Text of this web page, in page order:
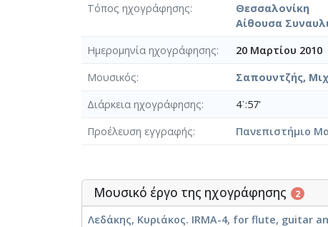
Τόπος ηχογράφησης
Θεσσαλονίκη
Αίθουσα
Ημερομηνία ηχογράφησης
20 Μαρτίου 2010
Μουσικός
Σαπουντζής,
Διάρκεια ηχογράφησης
4᾿:57'
Προέλευση εγγραφής
Πανεπιστήμιο
Μουσικό έργο της ηχογράφησης 2
Λεδάκης, Κυριάκος. IRMA-4, for flute, guitar